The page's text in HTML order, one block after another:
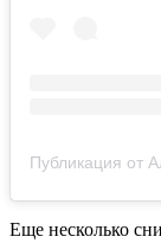
Публикация от
Еще несколько